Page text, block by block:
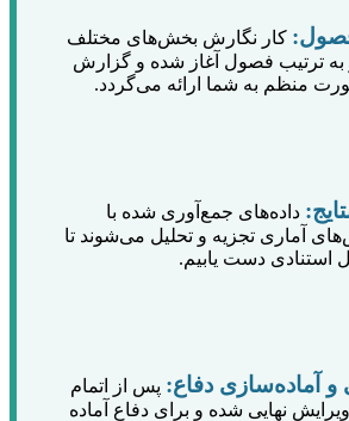
کار نگارش بخش‌های مختلف
و به ترتیب فصول آغاز شده و گزارش
منظم به شما ارائه می‌گردد.
داده‌های جمع‌آوری شده با
آماری تجزیه و تحلیل می‌شوند تا
استنادی دست یابیم.
و آماده‌سازی دفاع: پس از اتمام
نهایی شده و برای دفاع آماده